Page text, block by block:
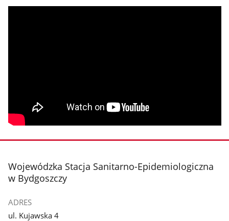
stopka
Wojewódzka Stacja Sanitarno-Epidemiologiczna
w Bydgoszczy
ADRES
ul. Kujawska 4